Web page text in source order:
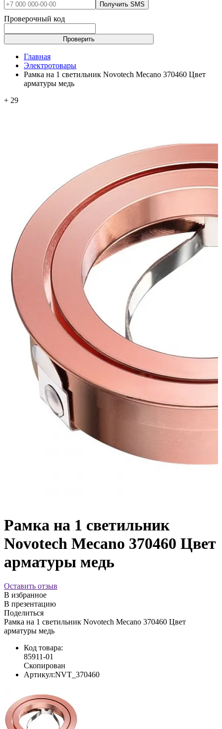
Получить SMS
Проверочный код
Проверить
Главная
Электротовары
Рамка на 1 светильник Novotech Mecano 370460 Цвет
арматуры медь
+ 29
Рамка на 1 светильник
Novotech Mecano 370460 Цвет
арматуры медь
Оставить отзыв
В избранное
В презентацию
Поделиться
Рамка на 1 светильник Novotech Mecano 370460 Цвет
арматуры медь
Код товара:
85911-01
Скопирован
Артикул:NVT_370460